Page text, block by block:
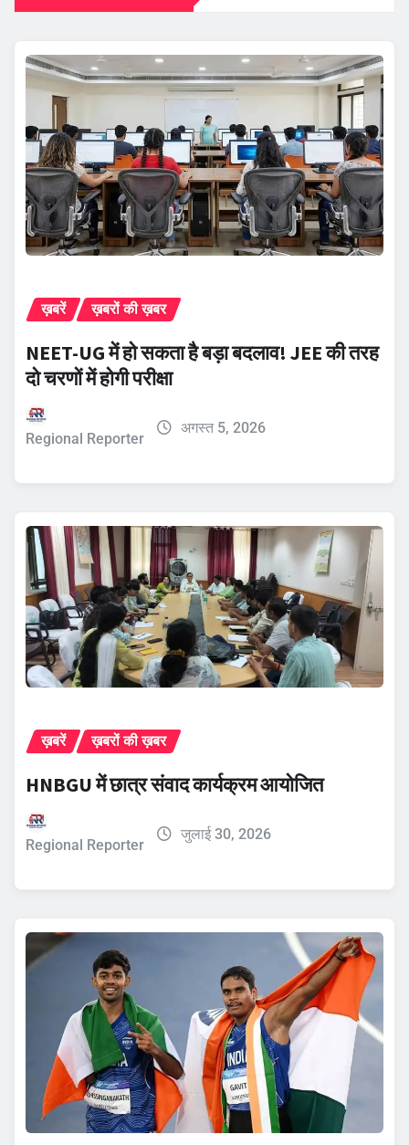
ख़बरें ख़बरों की ख़बर
NEET-UG में हो सकता है बड़ा बदलाव! JEE की तरह
दो चरणों में होगी परीक्षा
Regional Reporter
अगस्त 5, 2026
ख़बरें ख़बरों की ख़बर
HNBGU में छात्र संवाद कार्यक्रम आयोजित
Regional Reporter
जुलाई 30, 2026